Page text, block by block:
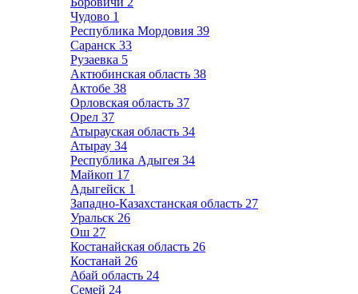
Чудово 1
Республика Мордовия 39
Саранск 33
Рузаевка 5
Актюбинская область 38
Актобе 38
Орловская область 37
Орел 37
Атырауская область 34
Атырау 34
Республика Адыгея 34
Майкоп 17
Адыгейск 1
Западно-Казахстанская область 27
Уральск 26
Ош 27
Костанайская область 26
Костанай 26
Абай область 24
Семей 24